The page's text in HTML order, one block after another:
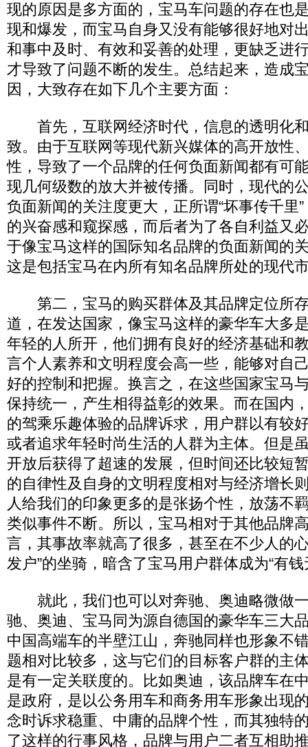
现的原因是多方面的，宝马车问题的存在也
现和爆发，而宝马自身又没有能够很好地对
和事中及时、有效和妥善的处理，更缺乏进
才导致了问题不断的发生。总结起来，造成
因，大致存在如下几个主要方面：
首先，互联网经济时代，信息的透明化
致。由于互联网等现代新兴媒体的高开放性
性，导致了一个品牌的任何负面新闻都有可
现几何级数的放大并被传播。同时，现代的
负面新闻的关注度更大，正所谓“坏事传千里
的兴奋感和窥探感，而后者为了各自利益又
于像宝马这样的国际知名品牌的负面新闻的
这是包括宝马在内所有知名品牌所处的现代
第二，宝马的购买群体及其品牌定位所
道，在发达国家，像宝马这样的豪华车大多
年轻的人所开，他们拥有良好的经济基础和
言个人素养和文明程度会高一些，能够对自
好的控制和把握。换言之，在这些国家宝马
保持统一，产生相得益彰的效果。而在国内
的驾乘乐趣体验的品牌诉求，用户群以有较
或者追求年轻时尚生活的人群为主体。但是
开放后获得了超速的发展，但时间还比较短
的自律性及自身的文明程度相对与经济增长
人给我们的印象更多的是张扬个性，放荡不
类似事件不断。所以，宝马相对于其他品牌
言，其事故率就高了很多，甚至在不少人的
发户”的坐骑，暗含了宝马用户群体成为“有
就此，我们也可以对奔驰、奥迪略微做
驰、奥迪、宝马同为源自德国的豪华车三大
中国高端车的半壁江山，奔驰同样也形象不
题相对比较多，这与它们的目标客户群的主
是有一定关联度的。比如奥迪，该品牌车在
是政府，是以公务用车和商务用车形象出现
念时诉求稳重、中庸的品牌个性，而其独特
了这样的行事风格，品牌与用户二者互相助